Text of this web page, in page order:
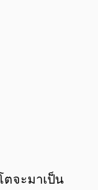
ตจะมาเป็น